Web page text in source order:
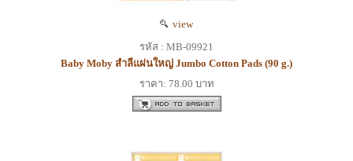
view
รหัส : MB-09921
Baby Moby สำลีแผ่นใหญ่ Jumbo Cotton Pads (90 g.)
ราคา: 78.00 บาท